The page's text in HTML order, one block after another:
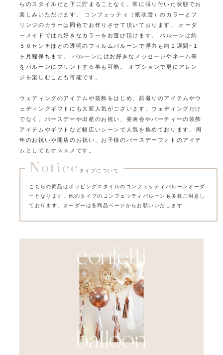
らのスタイルだと下に貯まることなく、常に張り付いた状態でお
楽しみいただけます。
コンフェッティ（紙吹雪）のカラーとフ
リンジのカラーは同色でお作りさせて頂いております。 オーダ
ーメイドではお好きなカラーをお選び頂けます。
バルーンは約
５０センチほどの透明のフィルムバルーンで浮力も約２週間~１
ヶ月程保ちます。
バルーンにはお好きなメッセージやネーム等
をバルーンにプリントする事も可能。
オプションで更にアレン
ジを楽しむことも可能です。
ウェディングのアイテムや装飾をはじめ、前撮りのアイテムやウ
ェディングギフトにも大変人気がございます。 ウェディングだけ
でなく、バースデーや出産のお祝い、発表会やパーティーの装飾
アイテムやギフトなど幅広いシーンで人気を集めております。
周
年のお祝いや開店のお祝い、お子様のバースデーフォトのアイテ
ムとしてもオススメです。
Notice タイプについて
こちらの商品はポッピングスタイルのコンフェッティバルーンオーダ
ーとなります。他のタイプのコンフェッティバルーンも多数ご用意し
ております。オーダーは各商品ページからお願いいたします